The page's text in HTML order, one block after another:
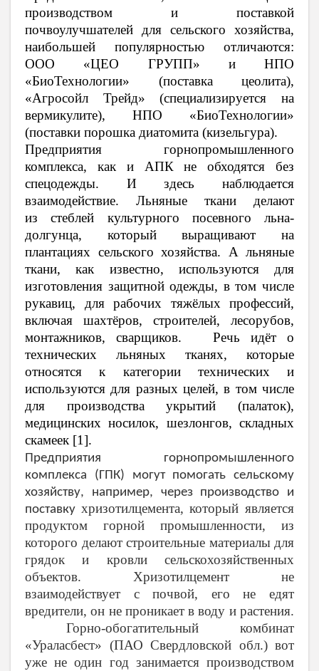
производством и поставкой
почвоулучшателей для сельского хозяйства,
наибольшей популярностью отличаются:
ООО «ЦЕО ГРУПП» и НПО
«БиоТехнологии» (поставка цеолита),
«Агросойл Трейд» (специализируется на
вермикулите), НПО «БиоТехнологии»
(поставки порошка диатомита (кизельгура).
Предприятия горнопромышленного
комплекса, как и АПК не обходятся без
спецодежды. И здесь наблюдается
взаимодействие. Льняные ткани делают
изстеблей культурного посевного льна-
долгунца, который выращивают на
плантациях сельского хозяйства. А льняные
ткани, как известно, используются для
изготовления защитной одежды, в том числе
рукавиц, для рабочих тяжёлых профессий,
включая шахтёров, строителей, лесорубов,
монтажников, сварщиков. Речь идёт о
технических льняных тканях, которые
относятся к категории технических и
используются для разных целей, в том числе
для производства укрытий (палаток),
медицинских носилок, шезлонгов, складных
скамеек [1].
Предприятия горнопромышленного
комплекса (ГПК) могут помогать сельскому
хозяйству, например, через производство и
поставку хризотилцемента, который является
продуктом горной промышленности, из
которого делают строительные материалы для
грядок и кровли сельскохозяйственных
объектов. Хризотилцемент не
взаимодействует с почвой, его не едят
вредители, он не проникает в воду и растения.
Горно-обогатительный комбинат
«Ураласбест» (ПАО Свердловской обл.) вот
уже не один год занимается производством